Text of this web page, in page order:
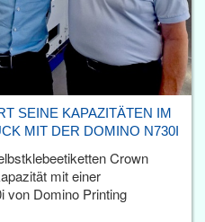
SEINE KAPAZITÄTEN IM
MIT DER DOMINO N730I
Crown
mit einer
von Domino Printing